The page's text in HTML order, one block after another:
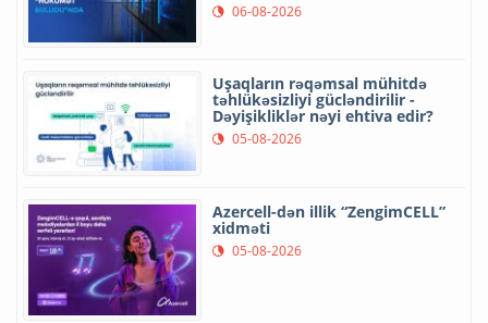
06-08-2026
Uşaqların rəqəmsal mühitdə
təhlükəsizliyi gücləndirilir -
Dəyişikliklər nəyi ehtiva edir?
05-08-2026
Azercell-dən illik “ZengimCELL”
xidməti
05-08-2026